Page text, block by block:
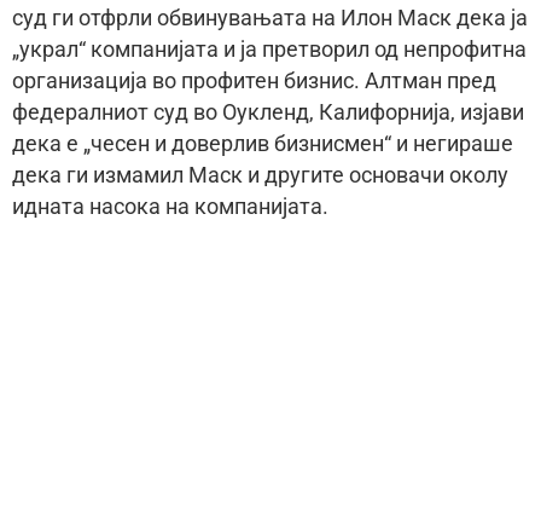
суд ги отфрли обвинувањата на Илон Маск дека ја
„украл“ компанијата и ја претворил од непрофитна
организација во профитен бизнис. Алтман пред
федералниот суд во Оукленд, Калифорнија, изјави
дека е „чесен и доверлив бизнисмен“ и негираше
дека ги измамил Маск и другите основачи околу
идната насока на компанијата.